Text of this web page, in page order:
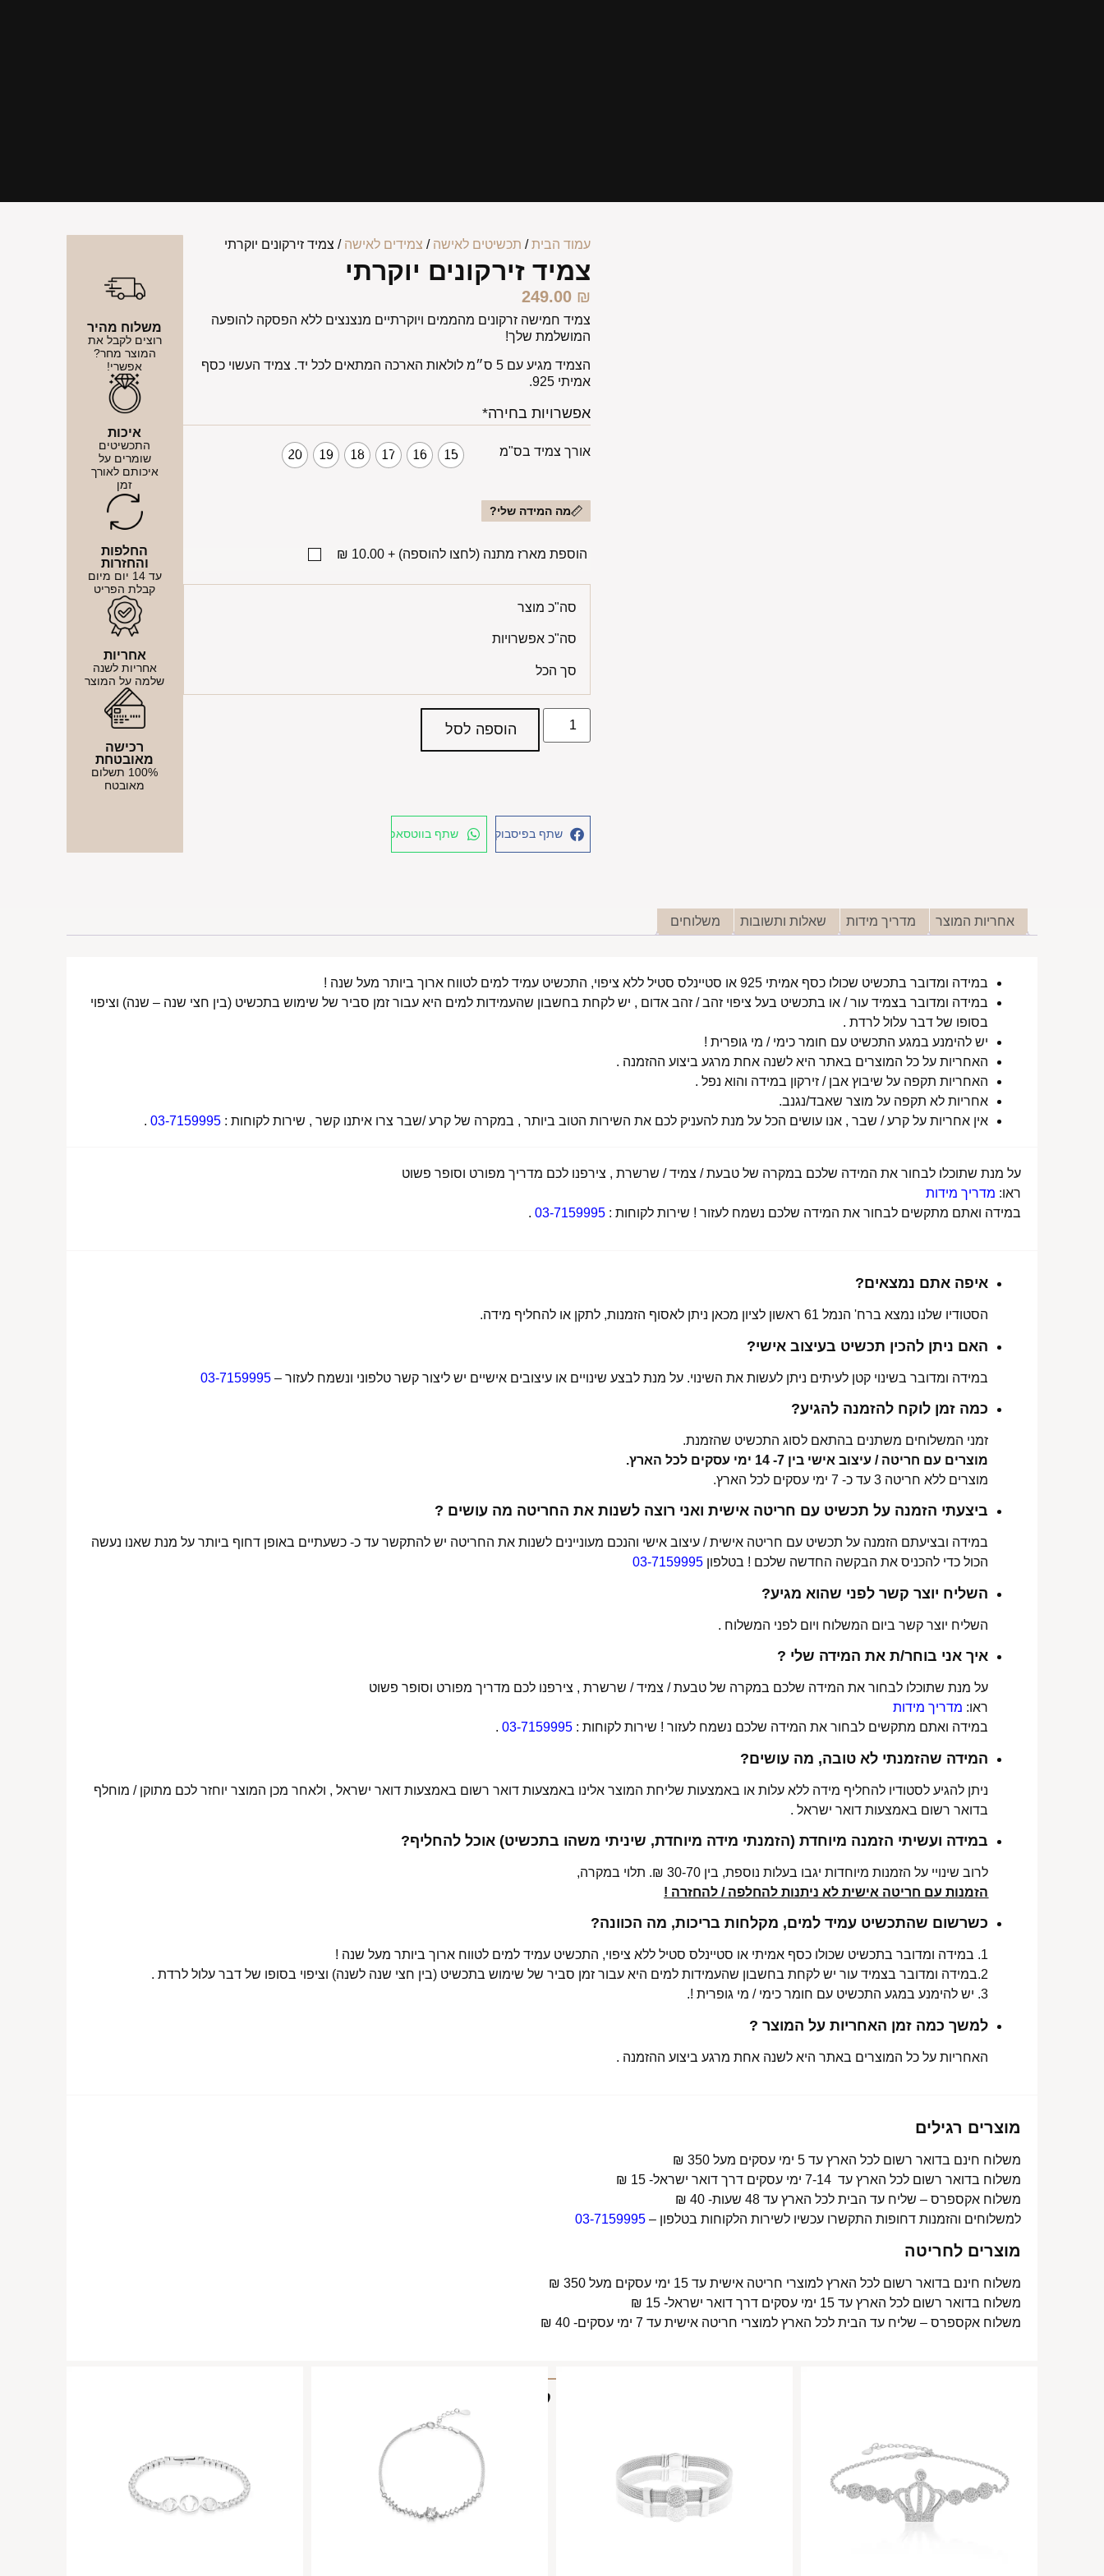
עמוד הבית/ תכשיטים לאישה / צמידים לאישה / צמיד זירקונים יוקרתי
צמיד זירקונים יוקרתי
249.00 ₪
צמיד חמישה זרקונים מהממים ויוקרתיים מנצנצים ללא הפסקה להופעה
המושלמת שלך!
הצמיד מגיע עם 5 ס״מ לולאות הארכה המתאים לכל יד. צמיד העשוי כסף
אמיתי 925.
אפשרויות בחירה*
אורך צמיד בס"מ 15
16
17
18
19
20
מה המידה שלי?
הוספת מארז מתנה (לחצו להוספה) +
10.00 ₪
סה"כ מוצר
סה"כ אפשרויות
סך הכל
הוספה לסל
שתף בפיסבוק שתף בווטסאפ
משלוח מהיר
רוצים לקבל את
המוצר מחר?
אפשרי!
איכות
התכשיטים
שומרים על
איכותם לאורך
זמן
החלפות
והחזרות
עד 14 יום מיום
קבלת הפריט
אחריות
אחריות לשנה
שלמה על המוצר
רכישה
מאובטחת
100% תשלום
מאובטח
אחריות המוצר מדריך מידות שאלות ותשובות משלוחים
במידה ומדובר בתכשיט שכולו כסף אמיתי 925 או סטיינלס סטיל ללא ציפוי, התכשיט עמיד למים לטווח ארוך ביותר מעל שנה !
במידה ומדובר בצמיד עור / או בתכשיט בעל ציפוי זהב / זהב אדום , יש לקחת בחשבון שהעמידות למים היא עבור זמן סביר של שימוש בתכשיט (בין חצי שנה – שנה) וציפוי
בסופו של דבר עלול לרדת .
יש להימנע במגע התכשיט עם חומר כימי / מי גופרית !
האחריות על כל המוצרים באתר היא לשנה אחת מרגע ביצוע ההזמנה .
האחריות תקפה על שיבוץ אבן / זירקון במידה והוא נפל .
אחריות לא תקפה על מוצר שאבד/נגנב.
אין אחריות על קרע / שבר , אנו עושים הכל על מנת להעניק לכם את השירות הטוב ביותר , במקרה של קרע /שבר צרו איתנו קשר , שירות לקוחות : 03-7159995
.
על מנת שתוכלו לבחור את המידה שלכם במקרה של טבעת / צמיד / שרשרת , צירפנו לכם מדריך מפורט וסופר פשוט
ראו: מדריך מידות
במידה ואתם מתקשים לבחור את המידה שלכם נשמח לעזור ! שירות לקוחות : 03-7159995
.
איפה אתם נמצאים?
הסטודיו שלנו נמצא ברח' הנמל 61 ראשון לציון מכאן ניתן לאסוף הזמנות, לתקן או להחליף מידה.
האם ניתן להכין תכשיט בעיצוב אישי?
במידה ומדובר בשינוי קטן לעיתים ניתן לעשות את השינוי. על מנת לבצע שינויים או עיצובים אישיים יש ליצור קשר טלפוני ונשמח לעזור – 03-7159995
כמה זמן לוקח להזמנה להגיע?
זמני המשלוחים משתנים בהתאם לסוג התכשיט שהזמנת.
מוצרים עם חריטה / עיצוב אישי בין 7- 14 ימי עסקים לכל הארץ.
מוצרים ללא חריטה 3 עד כ- 7 ימי עסקים לכל הארץ.
ביצעתי הזמנה על תכשיט עם חריטה אישית ואני רוצה לשנות את החריטה מה עושים ?
במידה ובציעתם הזמנה על תכשיט עם חריטה אישית / עיצוב אישי והנכם מעוניינים לשנות את החריטה יש להתקשר עד כ- כשעתיים באופן דחוף ביותר על מנת שאנו נעשה
הכול כדי להכניס את הבקשה החדשה שלכם ! בטלפון 03-7159995
השליח יוצר קשר לפני שהוא מגיע?
השליח יוצר קשר ביום המשלוח ויום לפני המשלוח .
איך אני בוחר/ת את המידה שלי ?
על מנת שתוכלו לבחור את המידה שלכם במקרה של טבעת / צמיד / שרשרת , צירפנו לכם מדריך מפורט וסופר פשוט
ראו: מדריך מידות
במידה ואתם מתקשים לבחור את המידה שלכם נשמח לעזור ! שירות לקוחות : 03-7159995
.
המידה שהזמנתי לא טובה, מה עושים?
ניתן להגיע לסטודיו להחליף מידה ללא עלות או באמצעות שליחת המוצר אלינו באמצעות דואר רשום באמצעות דואר ישראל , ולאחר מכן המוצר יוחזר לכם מתוקן / מוחלף
בדואר רשום באמצעות דואר ישראל .
במידה ועשיתי הזמנה מיוחדת (הזמנתי מידה מיוחדת, שיניתי משהו בתכשיט) אוכל להחליף?
לרוב שינויי על הזמנות מיוחדות יגבו בעלות נוספת, בין 30-70 ₪. תלוי במקרה,
הזמנות עם חריטה אישית לא ניתנות להחלפה / להחזרה !
כשרשום שהתכשיט עמיד למים, מקלחות בריכות, מה הכוונה?
1. במידה ומדובר בתכשיט שכולו כסף אמיתי או סטיינלס סטיל ללא ציפוי, התכשיט עמיד למים לטווח ארוך ביותר מעל שנה !
2.במידה ומדובר בצמיד עור יש לקחת בחשבון שהעמידות למים היא עבור זמן סביר של שימוש בתכשיט (בין חצי שנה לשנה) וציפוי בסופו של דבר עלול לרדת .
3. יש להימנע במגע התכשיט עם חומר כימי / מי גופרית !.
למשך כמה זמן האחריות על המוצר ?
האחריות על כל המוצרים באתר היא לשנה אחת מרגע ביצוע ההזמנה .
מוצרים רגילים
משלוח חינם בדואר רשום לכל הארץ עד 5 ימי עסקים מעל 350 ₪
משלוח בדואר רשום לכל הארץ עד 7-14 ימי עסקים דרך דואר ישראל- 15 ₪
משלוח אקספרס – שליח עד הבית לכל הארץ עד 48 שעות- 40 ₪
למשלוחים והזמנות דחופות התקשרו עכשיו לשירות הלקוחות בטלפון – 03-7159995
מוצרים לחריטה
משלוח חינם בדואר רשום לכל הארץ למוצרי חריטה אישית עד 15 ימי עסקים מעל 350 ₪
משלוח בדואר רשום לכל הארץ עד 15 ימי עסקים דרך דואר ישראל- 15 ₪
משלוח אקספרס – שליח עד הבית לכל הארץ למוצרי חריטה אישית עד 7 ימי עסקים- 40 ₪
מוצרים קשורים